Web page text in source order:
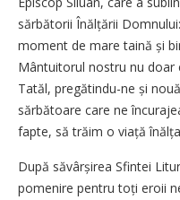
sărbătorii Înăl­țării
moment de mare taină și
Mântuitorul nostru nu doar
Tatăl, pregătindu-ne și
sărbătoare care ne
fapte, să trăim o viață
După săvârșirea Sfintei
pomenire pentru toți eroii